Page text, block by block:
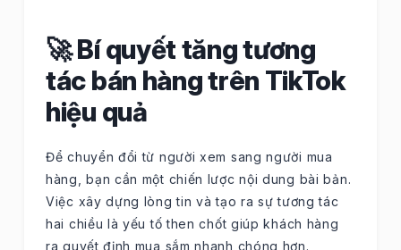
🚀 Bí quyết tăng tương
tác bán hàng trên TikTok
hiệu quả
Để chuyển đổi từ người xem sang người mua
hàng, bạn cần một chiến lược nội dung bài bản.
Việc xây dựng lòng tin và tạo ra sự tương tác
hai chiều là yếu tố then chốt giúp khách hàng
ra quyết định mua sắm nhanh chóng hơn.